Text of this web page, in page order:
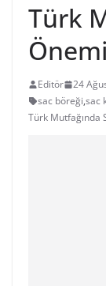
Türk
Önemi
Editör 24
sac böreği,sac
Türk Mutfağında